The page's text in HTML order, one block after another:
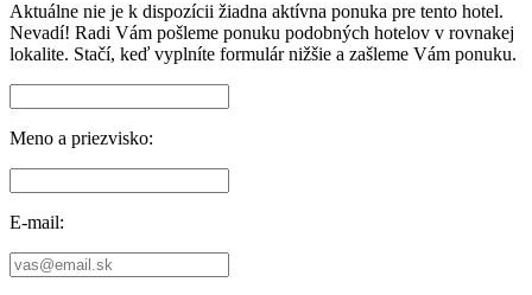
Aktuálne nie je k dispozícii žiadna aktívna ponuka pre tento hotel.
Nevadí! Radi Vám pošleme ponuku podobných hotelov v rovnakej
lokalite. Stačí, keď vyplníte formulár nižšie a zašleme Vám ponuku.
Meno a priezvisko:
E-mail: